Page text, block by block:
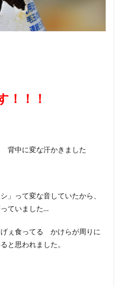
！！！
中に変な汗かきました
」って変な音していたから、
ていました…
ぇ食ってる かけらが周りに
と思われました。